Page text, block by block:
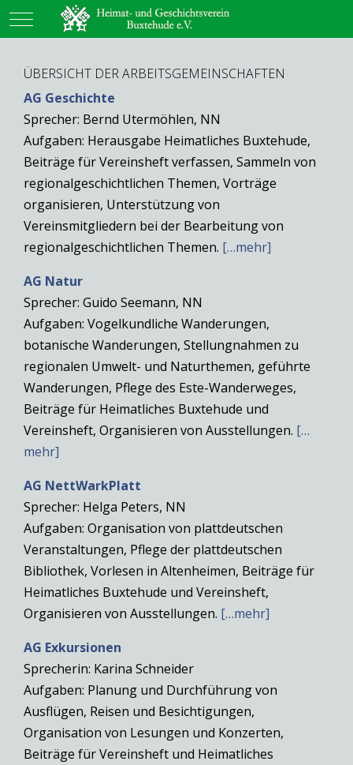
Mobile Menu Toggle
ÜBERSICHT DER ARBEITSGEMEINSCHAFTEN
AG Geschichte
Sprecher: Bernd Utermöhlen, NN
Aufgaben: Herausgabe Heimatliches Buxtehude,
Beiträge für Vereinsheft verfassen, Sammeln von
regionalgeschichtlichen Themen, Vorträge
organisieren, Unterstützung von
Vereinsmitgliedern bei der Bearbeitung von
regionalgeschichtlichen Themen. […mehr]
AG Natur
Sprecher: Guido Seemann, NN
Aufgaben: Vogelkundliche Wanderungen,
botanische Wanderungen, Stellungnahmen zu
regionalen Umwelt- und Naturthemen, geführte
Wanderungen, Pflege des Este-Wanderweges,
Beiträge für Heimatliches Buxtehude und
Vereinsheft, Organisieren von Ausstellungen. […
mehr]
AG NettWarkPlatt
Sprecher: Helga Peters, NN
Aufgaben: Organisation von plattdeutschen
Veranstaltungen, Pflege der plattdeutschen
Bibliothek, Vorlesen in Altenheimen, Beiträge für
Heimatliches Buxtehude und Vereinsheft,
Organisieren von Ausstellungen. […mehr]
AG Exkursionen
Sprecherin: Karina Schneider
Aufgaben: Planung und Durchführung von
Ausflügen, Reisen und Besichtigungen,
Organisation von Lesungen und Konzerten,
Beiträge für Vereinsheft und Heimatliches